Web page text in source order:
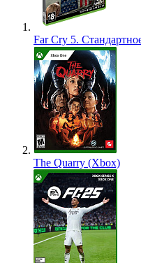
Far Cry 5.
The Quarry (Xbox)